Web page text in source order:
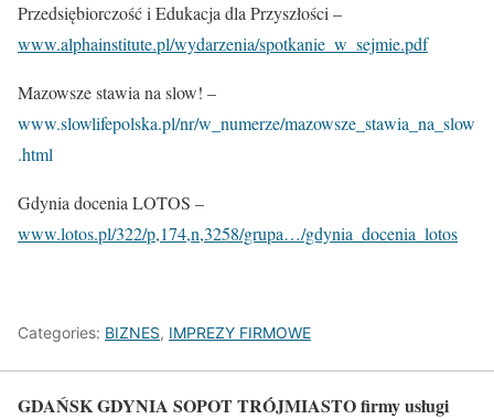
Przedsiębiorczość i Edukacja dla Przyszłości –
www.alphainstitute.pl/wydarzenia/spotkanie_w_sejmie.pdf
Mazowsze stawia na slow! –
www.slowlifepolska.pl/nr/w_numerze/mazowsze_stawia_na_slow
.html
Gdynia docenia LOTOS –
www.lotos.pl/322/p,174,n,3258/grupa…/gdynia_docenia_lotos
Categories: BIZNES, IMPREZY FIRMOWE
GDAŃSK GDYNIA SOPOT TRÓJMIASTO firmy usługi